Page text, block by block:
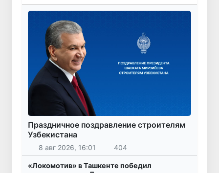
Праздничное поздравление строителям
Узбекистана
8 авг 2026, 16:01 404
«Локомотив» в Ташкенте победил